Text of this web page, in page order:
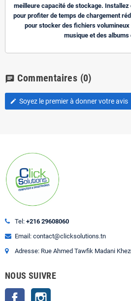
meilleure capacité de stockage. Installez
pour profiter de temps de chargement
pour stocker des fichiers
musique et des albums
chat Commentaires (0)
edit Soyez le premier à donner votre avis
Tel: +216 29608060
Email: contact@clicksolutions.tn
Adresse: Rue Ahmed Tawfik Madani
NOUS SUIVRE
Facebook